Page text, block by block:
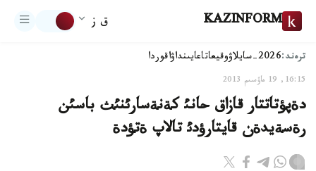
KAZINFORM ق ز
ترەند:2026-سايلاۋ وقيعاتاعايىنداۋاقوردا
16:15, 19 ماۋسىم 2013
دةپؤتاتتار قازاق حانئ كةنةسارئنئث باسئن
رةسةيدةن قايتارؤدئ تالاپ ةتؤدة